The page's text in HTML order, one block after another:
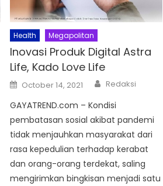
Health Megapolitan
Inovasi Produk Digital Astra
Life, Kado Love Life
Posted
on
October 14, 2021 Author
Redaksi
GAYATREND.com – Kondisi
pembatasan sosial akibat pandemi
tidak menjauhkan masyarakat dari
rasa kepedulian terhadap kerabat
dan orang-orang terdekat, saling
mengirimkan bingkisan menjadi satu